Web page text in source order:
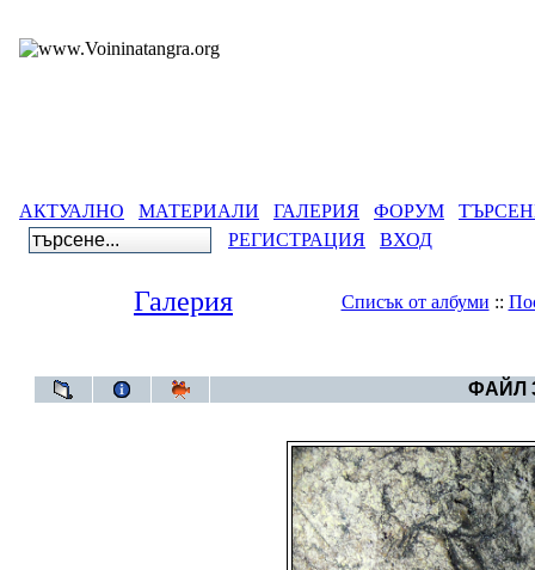
АКТУАЛНО МАТЕРИАЛИ ГАЛЕРИЯ ФОРУМ
РЕГИСТРАЦИЯ
ВХОД
Галерия Списък от албуми ::
ФАЙЛ